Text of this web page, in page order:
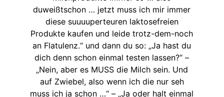
duweißtschon … jetzt muss ich mir immer
diese suuuuperteuren laktosefreien
Produkte kaufen und leide trotz-dem-noch
an Flatulenz.“ und dann du so: „Ja hast du
dich denn schon einmal testen lassen?“ –
„Nein, aber es MUSS die Milch sein. Und
auf Zwiebel, also wenn ich die nur seh
muss ich ja schon …“ – „Ja oder halt einmal